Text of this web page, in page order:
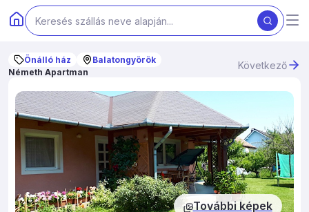
Önálló ház
Balatongyörök
Németh Apartman
Következő
További képek